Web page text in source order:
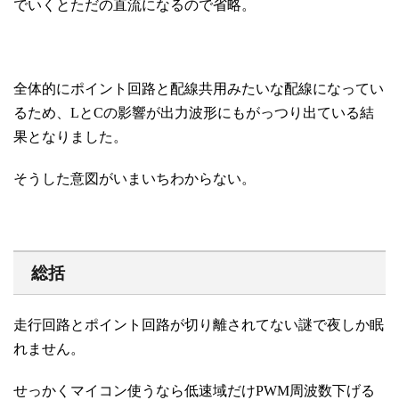
でいくとただの直流になるので省略。
全体的にポイント回路と配線共用みたいな配線になってい
るため、LとCの影響が出力波形にもがっつり出ている結
果となりました。
そうした意図がいまいちわからない。
総括
走行回路とポイント回路が切り離されてない謎で夜しか眠
れません。
せっかくマイコン使うなら低速域だけPWM周波数下げる